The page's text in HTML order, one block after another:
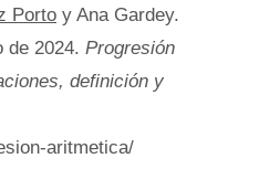
Porto y Ana Gardey.
de 2024. Progresión
definición y
aritmetica/